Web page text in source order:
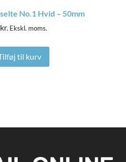
No.1 Hvid – 50mm
kr. Ekskl. moms.
til kurv